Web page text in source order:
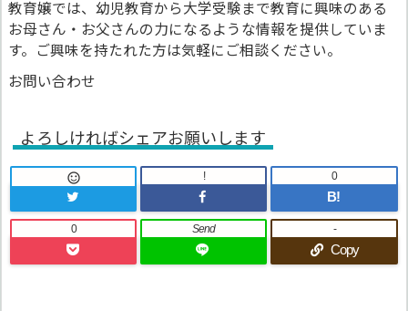
教育嬢では、幼児教育から大学受験まで教育に興味のある
お母さん・お父さんの力になるような情報を提供していま
す。ご興味を持たれた方は気軽にご相談ください。
お問い合わせ
よろしければシェアお願いします
 !
B!
0
0 Send
Copy
-